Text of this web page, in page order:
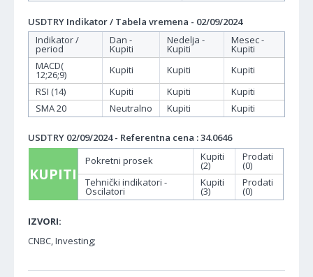
USDTRY Indikator / Tabela vremena - 02/09/2024
Indikator /
period
Dan -
Kupiti
Nedelja -
Kupiti
Mesec -
Kupiti
MACD(
12;26;9) Kupiti Kupiti
Kupiti
RSI (14)
Kupiti Kupiti
Kupiti
SMA 20
Neutralno Kupiti Kupiti
USDTRY 02/09/2024 - Referentna cena : 34.0646
KUPITI
Pokretni prosek Kupiti
(2)
Prodati
(0)
Tehnički indikatori -
Oscilatori
Kupiti
(3)
Prodati
(0)
IZVORI:
CNBC, Investing;